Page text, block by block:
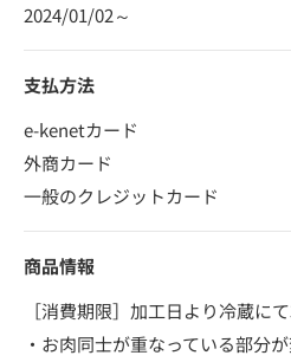
2024/01/02～
支払方法
e-kenetカード
外商カード
一般のクレジットカード
商品情報
［消費期限］加工日より冷蔵に
・お肉同士が重なっている部分